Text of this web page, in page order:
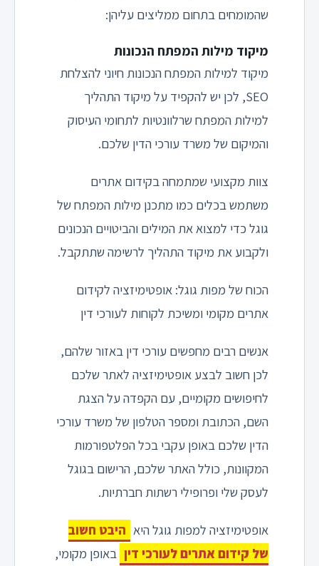
שהמומחים בתחום ממליצים עליהן:
מיקוד מילות המפתח הנכונות
מיקוד למילות המפתח הנכונות חיוני להצלחת
SEO, לכן יש להקפיד על מיקוד התהליך
למילות המפתח שרלוונטיות לתחומי העיסוק
והמיקום של משרד עורכי הדין שלכם.
צוות מקצועי שמתמחה בקידום אתרים
משתמש בכלים כמו מתכנן מילות המפתח של
גוגל כדי למצוא את המילים והביטויים הנכונים
ולקבוע את מיקוד התהליך לרשימה שתתקבל.
הכוח של מפות גוגל: אופטימיזציה לקידום
אתרים מקומי ומשיכת לקוחות לעורכי דין
אנשים רבים מחפשים עורכי דין באזור שלהם,
לכן חשוב לבצע אופטימיזציה לאתר שלכם
לחיפושים מקומיים, עם הקפדה על הצגת
השם, הכתובת ומספר הטלפון של משרד עורכי
הדין שלכם באופן עקבי בכל הפלטפורמות
המקוונות, כולל האתר שלכם, הרישום בגוגל
לעסק שלי ופרופילי רשתות חברתיות.
אופטימיזציה למפות גוגל היא היבט חשוב
של קידום אתרים לעורכי דין באופן מקומי,